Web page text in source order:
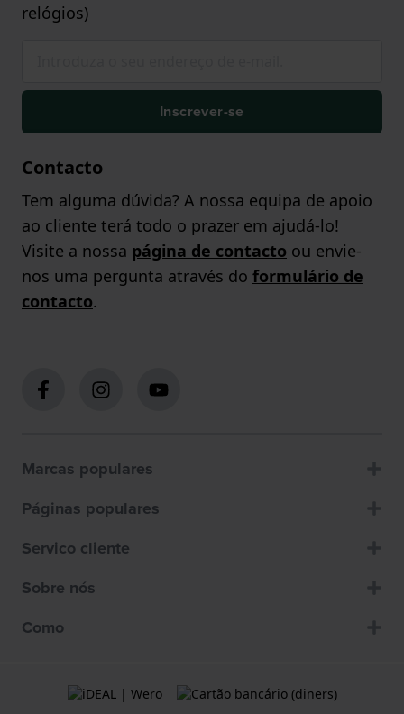
relógios)
Inscrever-se
Contacto
Tem alguma dúvida? A nossa equipa de apoio
ao cliente terá todo o prazer em ajudá-lo!
Visite a nossa página de contacto ou envie-
nos uma pergunta através do formulário de
contacto.
Marcas populares
Páginas populares
Servico cliente
Sobre nós
Como